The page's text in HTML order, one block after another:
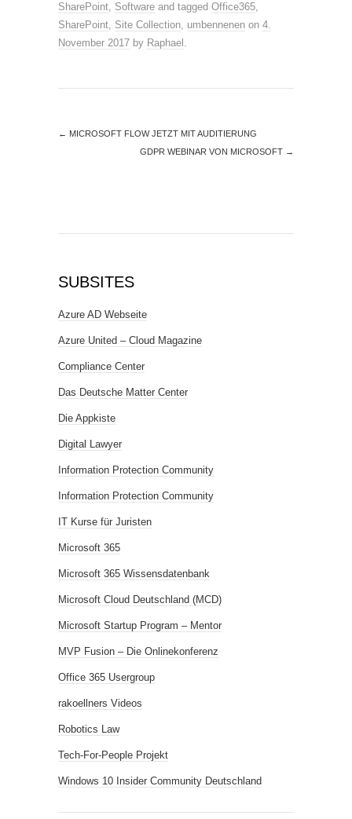
SharePoint, Software and tagged Office365,
SharePoint, Site Collection, umbennenen on 4.
November 2017 by Raphael .
← MICROSOFT FLOW JETZT MIT AUDITIERUNG
GDPR WEBINAR VON MICROSOFT →
SUBSITES
Azure AD Webseite
Azure United – Cloud Magazine
Compliance Center
Das Deutsche Matter Center
Die Appkiste
Digital Lawyer
Information Protection Community
Information Protection Community
IT Kurse für Juristen
Microsoft 365
Microsoft 365 Wissensdatenbank
Microsoft Cloud Deutschland (MCD)
Microsoft Startup Program – Mentor
MVP Fusion – Die Onlinekonferenz
Office 365 Usergroup
rakoellners Videos
Robotics Law
Tech-For-People Projekt
Windows 10 Insider Community Deutschland